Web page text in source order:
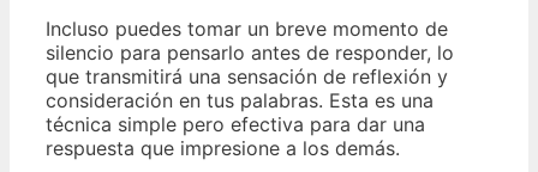
Incluso puedes tomar un breve momento de
silencio para pensarlo antes de responder, lo
que transmitirá una sensación de reflexión y
consideración en tus palabras. Esta es una
técnica simple pero efectiva para dar una
respuesta que impresione a los demás.